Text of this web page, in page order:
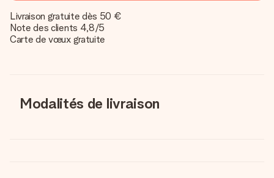
Livraison gratuite dès 50 €
Note des clients 4,8/5
Carte de vœux gratuite
Modalités de livraison